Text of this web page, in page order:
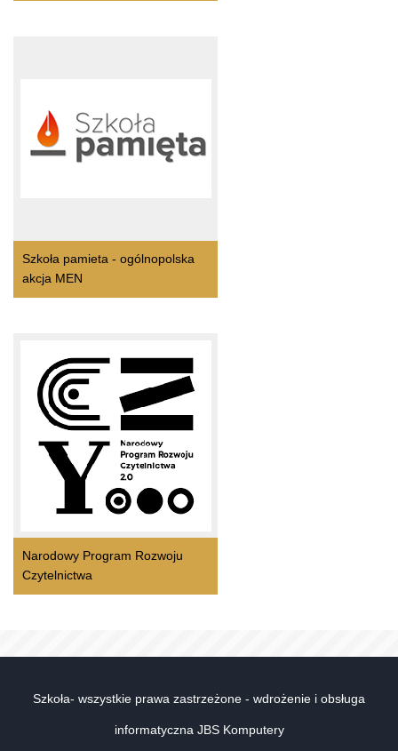
Szkoła pamieta - ogólnopolska
akcja MEN
Narodowy Program Rozwoju
Czytelnictwa
Szkoła- wszystkie prawa zastrzeżone - wdrożenie i obsługa
informatyczna JBS Komputery